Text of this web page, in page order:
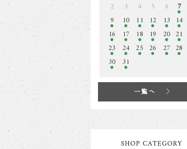
2
3 4 5 6 7
9
10 11 12 13 14
16
17 18 19 20 21
23
24 25 26 27 28
30 31